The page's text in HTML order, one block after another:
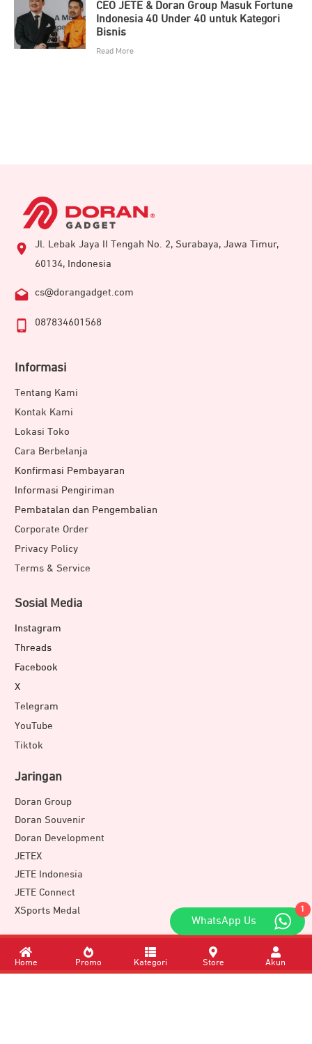
CEO JETE & Doran Group Masuk Fortune
Indonesia 40 Under 40 untuk Kategori
Bisnis
Read More
Jl. Lebak Jaya II Tengah No. 2, Surabaya, Jawa Timur,
60134, Indonesia
cs@dorangadget.com
087834601568
Informasi
Tentang Kami
Kontak Kami
Lokasi Toko
Cara Berbelanja
Konfirmasi Pembayaran
Informasi Pengiriman
Pembatalan dan Pengembalian
Corporate Order
Privacy Policy
Terms & Service
Sosial Media
Instagram
Threads
Facebook
X
Telegram
YouTube
Tiktok
Jaringan
Doran Group
Doran Souvenir
Doran Development
JETEX
JETE Indonesia
JETE Connect
XSports Medal
Download Apps
1
WhatsApp Us
Home Promo Kategori Store Akun